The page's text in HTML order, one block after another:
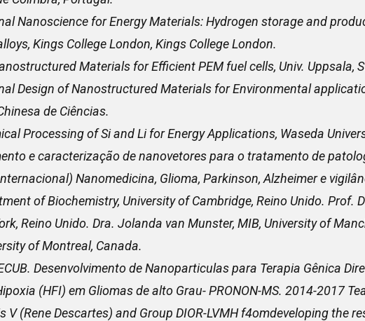
Nanoscience for Energy Materials: Hydrogen storage and
Kings College London, Kings College London.
Materials for Efficient PEM fuel cells, Univ. Uppsala,
Design of Nanostructured Materials for Environmental
de Ciências.
Processing of Si and Li for Energy Applications, Waseda
e caracterização de nanovetores para o tratamento de
Nanomedicina, Glioma, Parkinson, Alzheimer e
of Biochemistry, University of Cambridge, Reino Unido. Prof.
Reino Unido. Dra. Jolanda van Munster, MIB, University of
of Montreal, Canada.
Desenvolvimento de Nanoparticulas para Terapia Gênica
(HFI) em Gliomas de alto Grau- PRONON-MS. 2014-2017
V (Rene Descartes) and Group DIOR-LVMH f4omdeveloping the